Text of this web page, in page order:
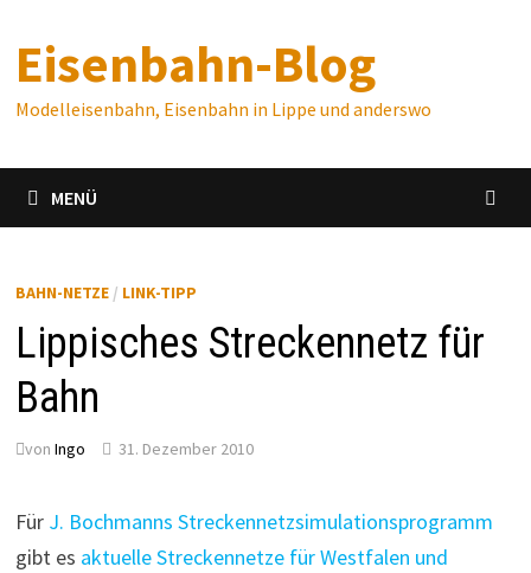
Inhalt
springen
Eisenbahn-Blog
Modelleisenbahn, Eisenbahn in Lippe und anderswo
MENÜ
BAHN-NETZE/ LINK-TIPP
Lippisches Streckennetz für
Bahn
von Ingo 31. Dezember 2010
Für J. Bochmanns Streckennetzsimulationsprogramm
gibt es aktuelle Streckennetze für Westfalen und